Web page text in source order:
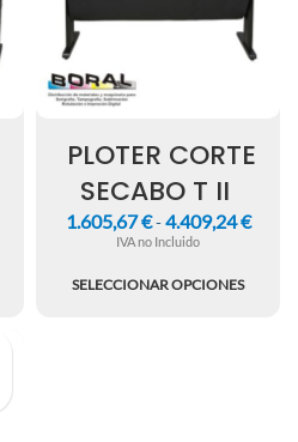
PLOTER CORTE
SECABO T II
1.605,67€ - 4.409,24€
IVA no Incluido
SELECCIONAR OPCIONES